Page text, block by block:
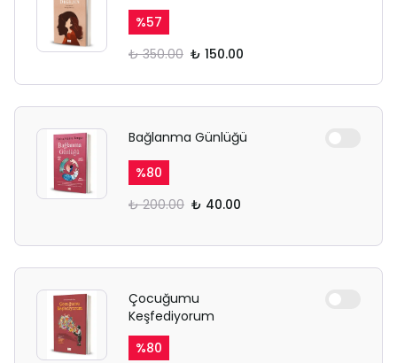
%57
₺ 350.00 ₺ 150.00
Bağlanma Günlüğü
%80
₺ 200.00 ₺ 40.00
Çocuğumu
Keşfediyorum
%80